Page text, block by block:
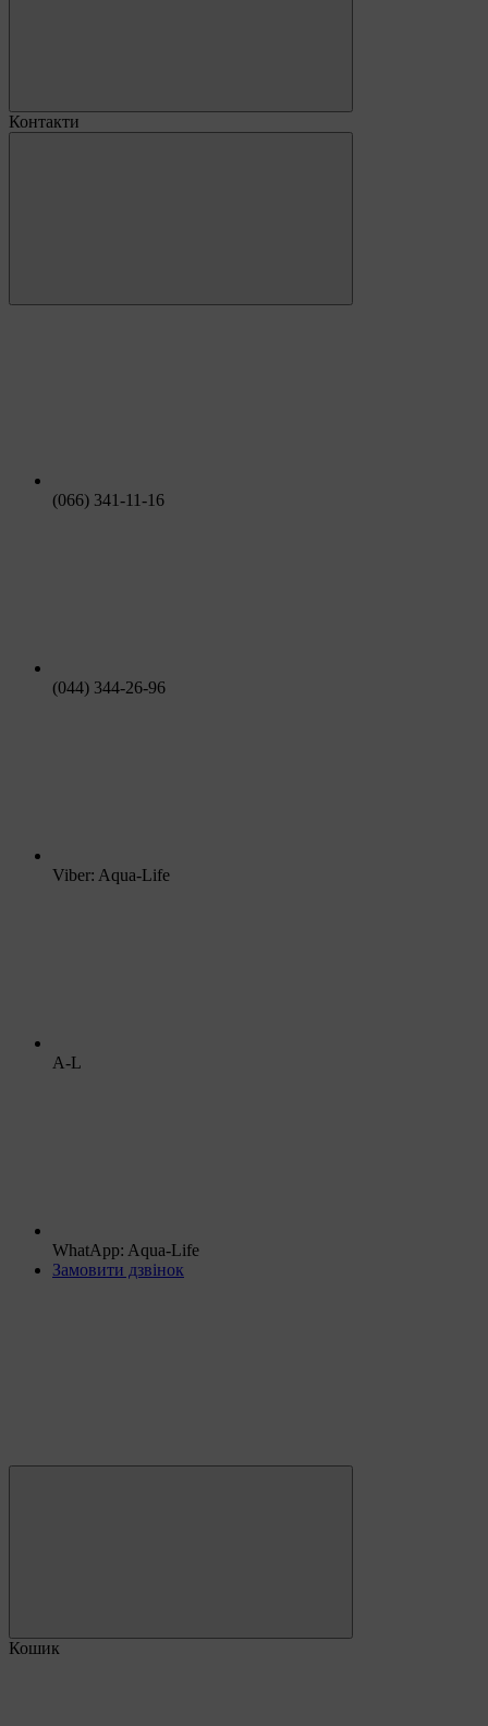
Контакти
(066) 341-11-16
(044) 344-26-96
Viber: Aqua-Life
A-L
WhatApp: Aqua-Life
Замовити дзвінок
Кошик